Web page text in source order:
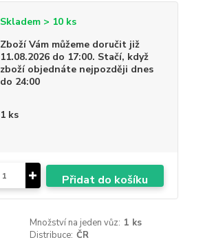
Skladem > 10 ks
Zboží Vám můžeme doručit již
11.08.2026 do 17:00. Stačí, když
zboží objednáte nejpozději dnes
do 24:00
1 ks
Přidat do košíku
Množství na jeden vůz: 1 ks
Distribuce: ČR